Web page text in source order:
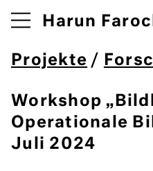
Harun
Projekte /
Workshop
Operationale
Juli 2024